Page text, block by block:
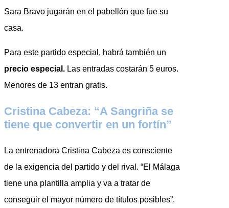
Sara Bravo jugarán en el pabellón que fue su
casa.
Para este partido especial, habrá también un
precio especial. Las entradas costarán 5 euros.
Menores de 13 entran gratis.
Cristina Cabeza: “A Sangriña se
tiene que convertir en un fortín”
La entrenadora Cristina Cabeza es consciente
de la exigencia del partido y del rival. “El Málaga
tiene una plantilla amplia y va a tratar de
conseguir el mayor número de títulos posibles”,